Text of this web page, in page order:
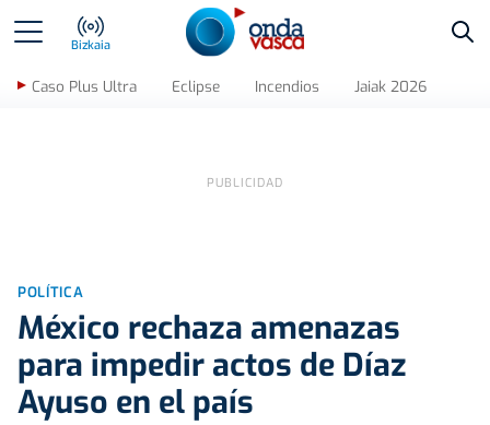
Bizkaia
Caso Plus Ultra Eclipse Incendios Jaiak 2026
POLÍTICA
México rechaza amenazas
para impedir actos de Díaz
Ayuso en el país